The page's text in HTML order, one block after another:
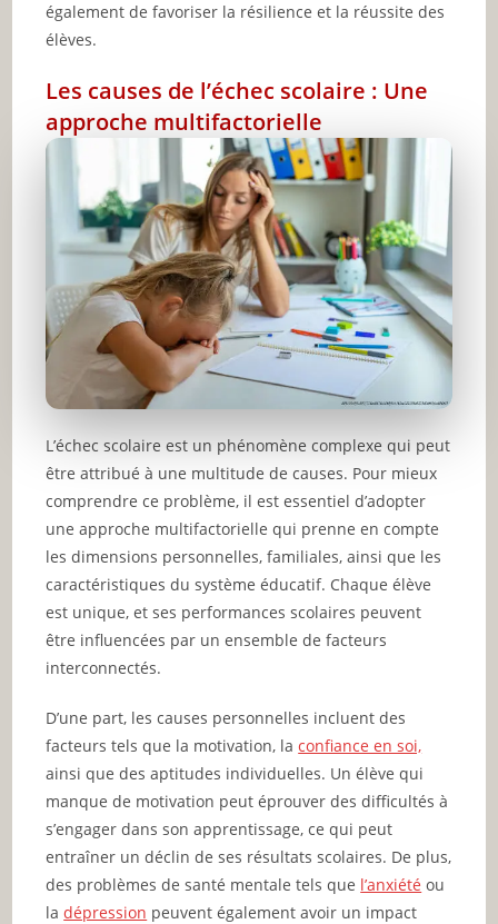
également de favoriser la résilience et la réussite des
élèves.
Les causes de l’échec scolaire : Une
approche multifactorielle
L’échec scolaire est un phénomène complexe qui peut
être attribué à une multitude de causes. Pour mieux
comprendre ce problème, il est essentiel d’adopter
une approche multifactorielle qui prenne en compte
les dimensions personnelles, familiales, ainsi que les
caractéristiques du système éducatif. Chaque élève
est unique, et ses performances scolaires peuvent
être influencées par un ensemble de facteurs
interconnectés.
D’une part, les causes personnelles incluent des
facteurs tels que la motivation, laconfiance en soi,
ainsi que des aptitudes individuelles. Un élève qui
manque de motivation peut éprouver des difficultés à
s’engager dans son apprentissage, ce qui peut
entraîner un déclin de ses résultats scolaires. De plus,
des problèmes de santé mentale tels que l’anxiété ou
ladépression peuvent également avoir un impact